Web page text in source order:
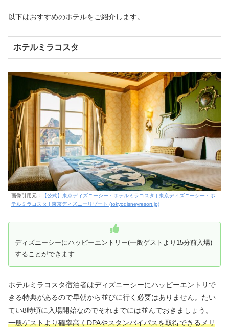
以下はおすすめのホテルをご紹介します。
ホテルミラコスタ
画像引用元：
【公式】東京ディズニーシー・ホテルミラコスタ | 東京ディズニーシー・ホ
テルミラコスタ | 東京ディズニーリゾート (tokyodisneyresort.jp)
ディズニーシーにハッピーエントリー(一般ゲストより15分前入場)
することができます
ホテルミラコスタ宿泊者はディズニーシーにハッピーエントリで
きる特典があるので早朝から並びに行く必要はありません。たい
てい8時頃に入場開始なのでそれまでには並んでおきましょう。
一般ゲストより確率高くDPAやスタンバイパスを取得できるメリ